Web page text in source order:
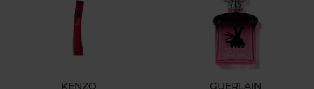
KENZO GUERLAIN